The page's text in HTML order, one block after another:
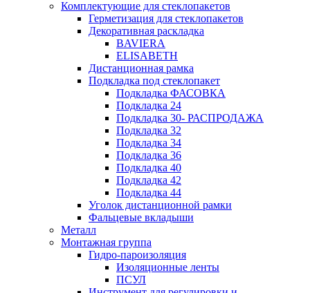
Комплектующие для стеклопакетов
Герметизация для стеклопакетов
Декоративная раскладка
BAVIERA
ELISABETH
Дистанционная рамка
Подкладка под стеклопакет
Подкладка ФАСОВКА
Подкладка 24
Подкладка 30- РАСПРОДАЖА
Подкладка 32
Подкладка 34
Подкладка 36
Подкладка 40
Подкладка 42
Подкладка 44
Уголок дистанционной рамки
Фальцевые вкладыши
Металл
Монтажная группа
Гидро-пароизоляция
Изоляционные ленты
ПСУЛ